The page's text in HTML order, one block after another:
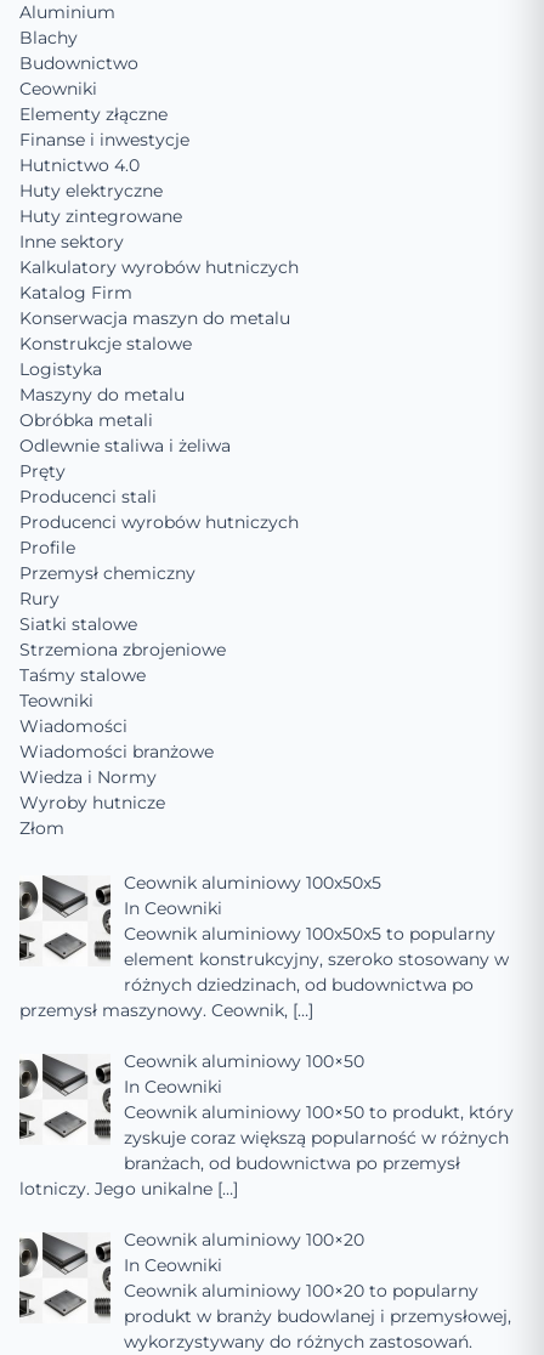
Aluminium
Blachy
Budownictwo
Ceowniki
Elementy złączne
Finanse i inwestycje
Hutnictwo 4.0
Huty elektryczne
Huty zintegrowane
Inne sektory
Kalkulatory wyrobów hutniczych
Katalog Firm
Konserwacja maszyn do metalu
Konstrukcje stalowe
Logistyka
Maszyny do metalu
Obróbka metali
Odlewnie staliwa i żeliwa
Pręty
Producenci stali
Producenci wyrobów hutniczych
Profile
Przemysł chemiczny
Rury
Siatki stalowe
Strzemiona zbrojeniowe
Taśmy stalowe
Teowniki
Wiadomości
Wiadomości branżowe
Wiedza i Normy
Wyroby hutnicze
Złom
Ceownik aluminiowy 100x50x5
In Ceowniki
Ceownik aluminiowy 100x50x5 to popularny
element konstrukcyjny, szeroko stosowany w
różnych dziedzinach, od budownictwa po
przemysł maszynowy. Ceownik, […]
Ceownik aluminiowy 100×50
In Ceowniki
Ceownik aluminiowy 100×50 to produkt, który
zyskuje coraz większą popularność w różnych
branżach, od budownictwa po przemysł
lotniczy. Jego unikalne […]
Ceownik aluminiowy 100×20
In Ceowniki
Ceownik aluminiowy 100×20 to popularny
produkt w branży budowlanej i przemysłowej,
wykorzystywany do różnych zastosowań.